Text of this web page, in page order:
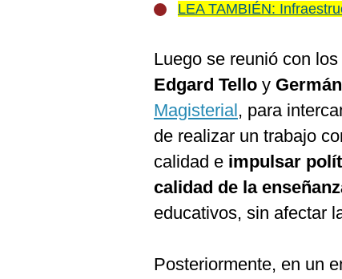
LEA TAMBIÉN:
Luego se reunió con
Edgard Tello y
Magisterial, para
de realizar un trabajo
calidad e impulsar
calidad de la
educativos, sin afectar
Posteriormente, en un